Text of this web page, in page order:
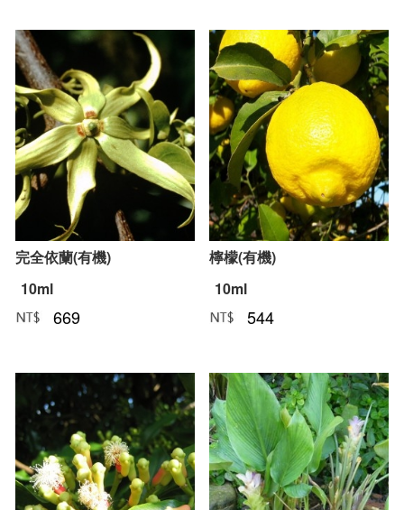
完全依蘭(有機)
10ml
NT﹕
669
檸檬(有機)
10ml
NT﹕
544